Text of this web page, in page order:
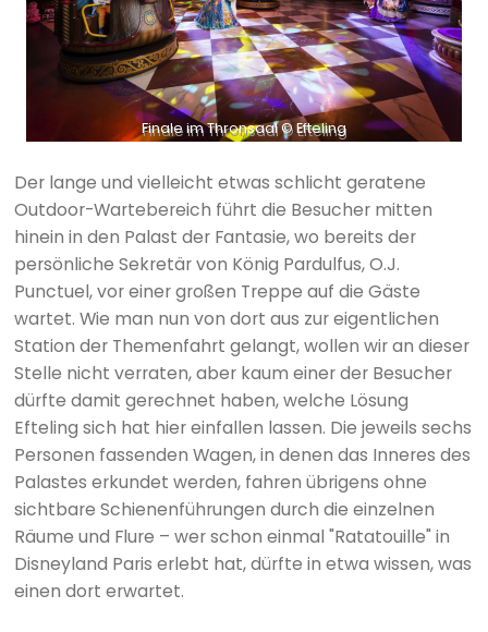
Finale im Thronsaal © Efteling
Der lange und vielleicht etwas schlicht geratene
Outdoor-Wartebereich führt die Besucher mitten
hinein in den Palast der Fantasie, wo bereits der
persönliche Sekretär von König Pardulfus, O.J.
Punctuel, vor einer großen Treppe auf die Gäste
wartet. Wie man nun von dort aus zur eigentlichen
Station der Themenfahrt gelangt, wollen wir an dieser
Stelle nicht verraten, aber kaum einer der Besucher
dürfte damit gerechnet haben, welche Lösung
Efteling sich hat hier einfallen lassen. Die jeweils sechs
Personen fassenden Wagen, in denen das Inneres des
Palastes erkundet werden, fahren übrigens ohne
sichtbare Schienenführungen durch die einzelnen
Räume und Flure – wer schon einmal "Ratatouille" in
Disneyland Paris erlebt hat, dürfte in etwa wissen, was
einen dort erwartet.